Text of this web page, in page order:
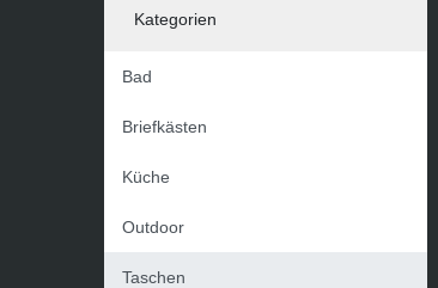
Kategorien
Bad
Briefkästen
Küche
Outdoor
Taschen